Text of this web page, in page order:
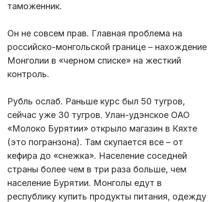
таможенник.
Он не совсем прав. Главная проблема на
российско-монгольской границе – нахождение
Монголии в «черном списке» на жесткий
контроль.
Рубль ослаб. Раньше курс был 50 тугров,
сейчас уже 30 тугров. Улан-удэнское ОАО
«Молоко Бурятии» открыло магазин в Кяхте
(это погранзона). Там скупается все – от
кефира до «снежка». Население соседней
страны более чем в три раза больше, чем
население Бурятии. Монголы едут в
республику купить продукты питания, одежду